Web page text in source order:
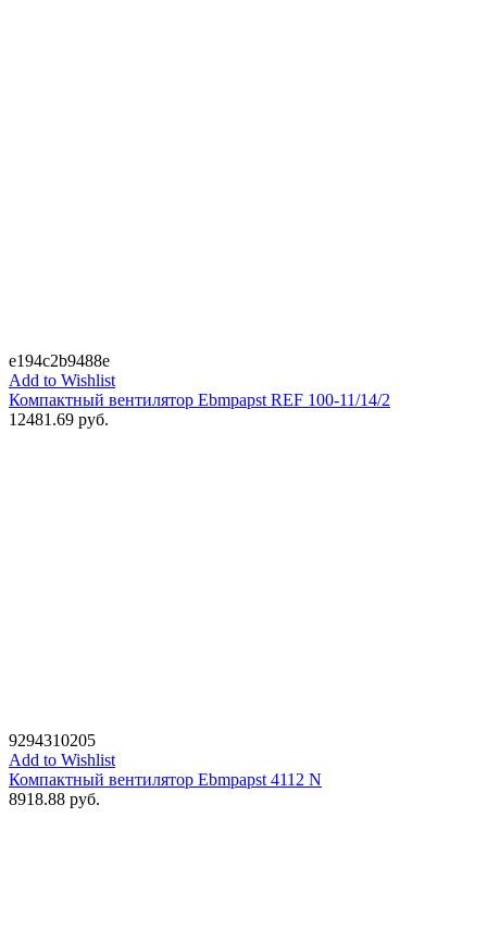
e194c2b9488e
Add to Wishlist
Компактный вентилятор Ebmpapst REF 100-11/14/2
12481.69 руб.
9294310205
Add to Wishlist
Компактный вентилятор Ebmpapst 4112 N
8918.88 руб.